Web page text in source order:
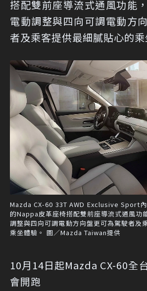
搭配雙前座導流式通風功能
電動調整與四向可調電動方
者及乘客提供最細膩貼心的乘
Mazda CX-60 33T AWD Exclusive Sport
的Nappa皮革座椅搭配雙前座導流式通風功
調整與四向可調電動方向盤更可為駕駛者及
乘坐體驗。 圖／Mazda Taiwan提供
10月14日起Mazda CX-60全
會開跑